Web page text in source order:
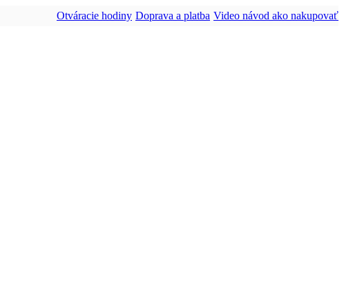
Otváracie hodiny Doprava a platba Video návod ako nakupovať